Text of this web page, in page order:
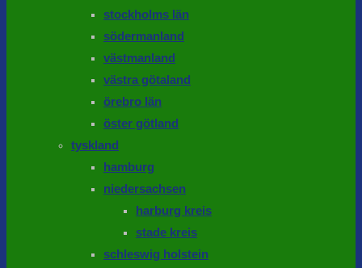
stockholms län
södermanland
västmanland
västra götaland
örebro län
öster götland
tyskland
hamburg
niedersachsen
harburg kreis
stade kreis
schleswig holstein